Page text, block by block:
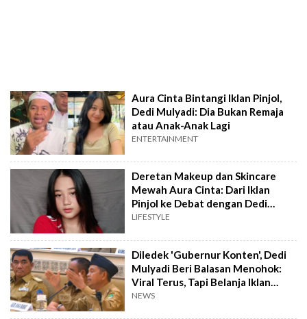
Aura Cinta Bintangi Iklan Pinjol,
Dedi Mulyadi: Dia Bukan Remaja
atau Anak-Anak Lagi
ENTERTAINMENT
Deretan Makeup dan Skincare
Mewah Aura Cinta: Dari Iklan
Pinjol ke Debat dengan Dedi
Mulyadi
LIFESTYLE
Diledek 'Gubernur Konten', Dedi
Mulyadi Beri Balasan Menohok:
Viral Terus, Tapi Belanja Iklan
Turun
NEWS